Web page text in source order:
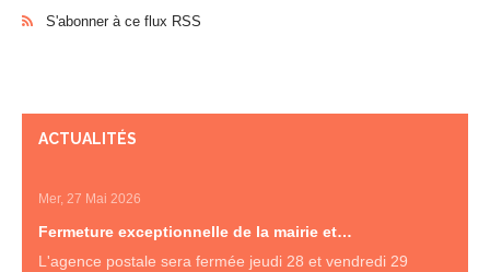
S'abonner à ce flux RSS
ACTUALITÉS
Mer, 27 Mai 2026
Fermeture exceptionnelle de la mairie et…
L'agence postale sera fermée jeudi 28 et vendredi 29